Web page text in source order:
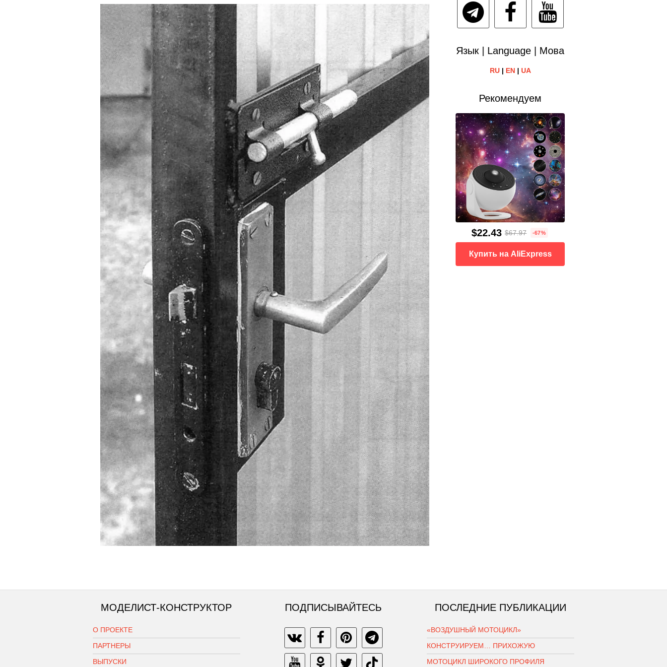
Язык | Language | Мова
RU| EN| UA
Рекомендуем
$22.43 $67.97 -67%
Купить на AliExpress
МОДЕЛИСТ-КОНСТРУКТОР
О ПРОЕКТЕ
ПАРТНЕРЫ
ВЫПУСКИ
ПОДПИСЫВАЙТЕСЬ ПОСЛЕДНИЕ ПУБЛИКАЦИИ
«ВОЗДУШНЫЙ МОТОЦИКЛ»
КОНСТРУИРУЕМ… ПРИХОЖУЮ
МОТОЦИКЛ ШИРОКОГО ПРОФИЛЯ